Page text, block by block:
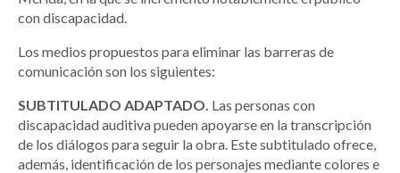
con discapacidad.
Los medios propuestos para eliminar las barreras de
comunicación son los siguientes:
SUBTITULADO ADAPTADO. Las personas con
discapacidad auditiva pueden apoyarse en la transcripción
de los diálogos para seguir la obra. Este subtitulado ofrece,
además, identificación de los personajes mediante colores e